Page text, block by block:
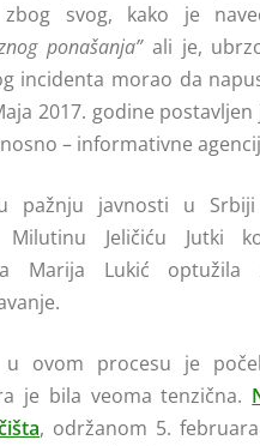
zbog svog, kako je
ponašanja”ali je,
incidenta morao da
2017. godine
– informativne
pažnju javnosti u
Milutinu Jeličiću Jutki
Marija Lukić optužila
u ovom procesu je
je bila veoma tenzična.
, održanom 5.